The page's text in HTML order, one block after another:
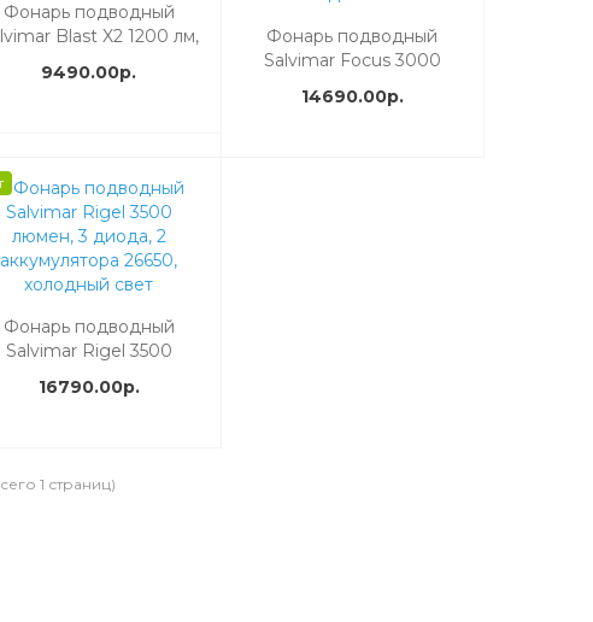
Фонарь подводный
Blast X2 1200 лм,
18650, холодный свет
9490.00р.
Фонарь подводный
Salvimar Focus 3000
аккумулятор 26650,
14690.00р.
Фонарь подводный
Salvimar Rigel 3500
аккумулятора 26650,
16790.00р.
1 страниц)